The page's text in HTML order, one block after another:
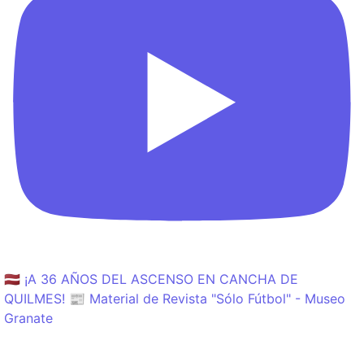
🇱🇻 ¡A 36 AÑOS DEL ASCENSO EN CANCHA DE
QUILMES! 📰 Material de Revista "Sólo Fútbol" - Museo
Granate